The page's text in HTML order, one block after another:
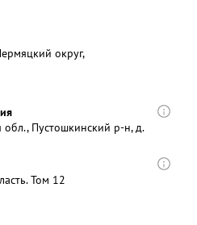
округ,
обл., Пустошкинский р-н, д.
Том 12